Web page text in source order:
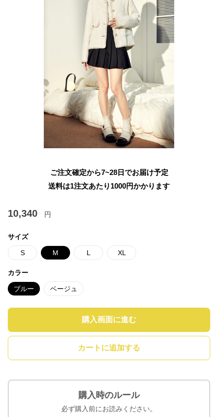
ご注文確定から7~28日でお届け予定
送料は1注文あたり 1000円かかります
10,340 円
サイズ
S M L XL
カラー
ブルー ベージュ
購入画面に進む
カートに追加する
購入時のルール
必ず購入前にお読みください。